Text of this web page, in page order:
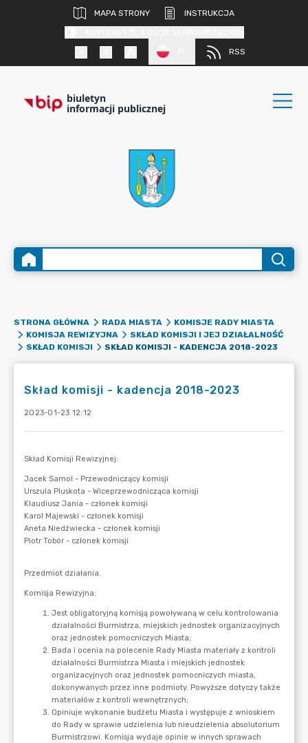
MAPA STRONY
INSTRUKCJA
RSS
biuletyn
informacji publicznej
STRONA GŁÓWNA RADA MIASTA
KOMISJE RADY MIASTA
KOMISJA REWIZYJNA
SKŁAD KOMISJI I JEJ DZIAŁALNOŚĆ
SKŁAD KOMISJI
SKŁAD KOMISJI - KADENCJA 2018-2023
Skład komisji - kadencja 2018-2023
2023-01-23 12:12